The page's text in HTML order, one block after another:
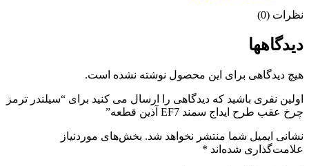
نظرات (0)
دیدگاهها
هیچ دیدگاهی برای این محصول نوشته نشده است.
اولین نفری باشید که دیدگاهی را ارسال می کنید برای “سیلندر ترمز
چرخ عقب طرح ایداج سمند EF7 آذین قطعه”
نشانی ایمیل شما منتشر نخواهد شد. بخش‌های موردنیاز
علامت‌گذاری شده‌اند *